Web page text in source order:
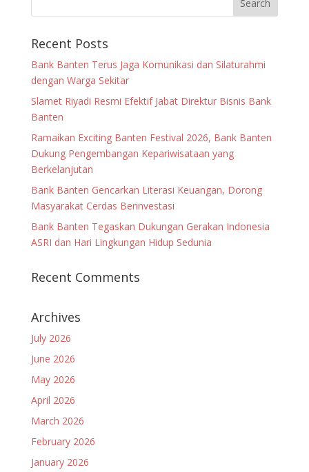
Recent Posts
Bank Banten Terus Jaga Komunikasi dan Silaturahmi
dengan Warga Sekitar
Slamet Riyadi Resmi Efektif Jabat Direktur Bisnis Bank
Banten
Ramaikan Exciting Banten Festival 2026, Bank Banten
Dukung Pengembangan Kepariwisataan yang
Berkelanjutan
Bank Banten Gencarkan Literasi Keuangan, Dorong
Masyarakat Cerdas Berinvestasi
Bank Banten Tegaskan Dukungan Gerakan Indonesia
ASRI dan Hari Lingkungan Hidup Sedunia
Recent Comments
Archives
July 2026
June 2026
May 2026
April 2026
March 2026
February 2026
January 2026